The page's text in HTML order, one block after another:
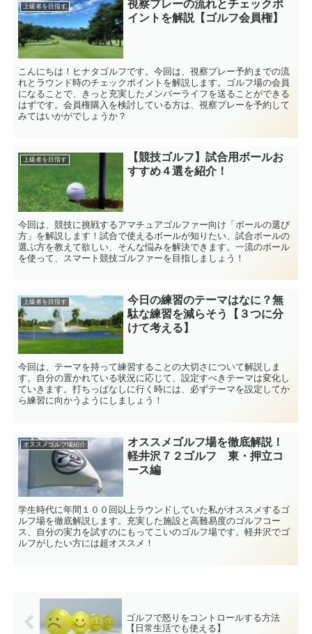
上級者を目指す
視察プレーの流れとチェックポ
イントを解説【ゴルフ会員権】
こんにちは！ヒナタゴルフです。今回は、視察プレー予約までの流
れとラウンド時のチェックポイントを解説します。ゴルフ場の会員
になることで、きっと充実したメンバーライフを送ることができる
はずです。会員権購入を検討している方は、視察プレーを予約して
みてはいかがでしょうか？
上級者を目指す
【競技ゴルフ】試合用ボールお
すすめ４選を紹介！
今回は、競技に挑戦するアマチュアゴルファー向け「ボールの選び
方」を解説します！試合で使えるボールが知りたい、試合ボールの
選ぶ方を教えて欲しい、そんな悩みを解決できます。一流のボール
を使って、スマート競技ゴルファーを目指しましょう！
上級者を目指す
今日の練習のテーマはなに？無
駄な練習を減らそう【３つに分
けて考える】
今回は、テーマを持って練習することの大切さについて解説しま
す。自分の置かれている状況に応じて、設定すべきテーマは変化し
ていきます。打ちっぱなしに行く時には、必ずテーマを設定してか
ら練習に向かうようにしましょう！
オススメゴルフ場紹介
オススメゴルフ場を徹底解説！
軽井沢７２ゴルフ 東・押立コ
ース編
学生時代に年間１００回以上ラウンドしていた私がオススメするゴ
ルフ場を徹底解説します。充実した施設と高難易度のゴルフコー
ス、自分の実力を試すのにもってこいのゴルフ場です。軽井沢でゴ
ルフがしたい方には超オススメ！
ゴルフで怒りをコントロールする方法
【日常生活でも使える】